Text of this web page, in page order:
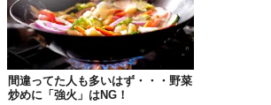
ら別のアポもある。時間は30分ってところ。
アポの前にペペロンチーノかい！ってのはさ
ッチンに立つくらいで、あんまり料理はしな
い音させてニンニクを刻んでちゃっちゃと用
発したというエクストラヴァージンのオリー
間違ってた人も多いはず・・・野菜
炒めに「強火」はNG！